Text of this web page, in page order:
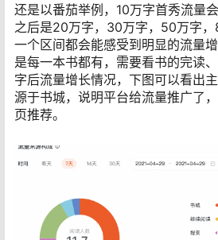
还是以番茄举例，10万字首秀流量
之后是20万字，30万字，50万字
一个区间都会能感受到明显的流量
是每一本书都有，需要看书的完读
字后流量增长情况，下图可以看出
源于书城，说明平台给流量推广了
页推荐。​